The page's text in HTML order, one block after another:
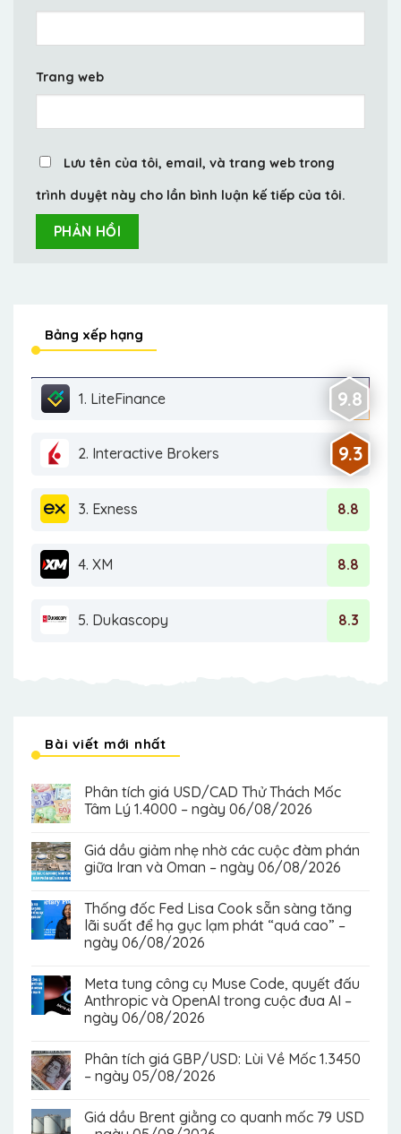
Trang web
Lưu tên của tôi, email, và trang web trong
trình duyệt này cho lần bình luận kế tiếp của tôi.
Bảng xếp hạng
1. LiteFinance 9.8
2. Interactive Brokers 9.3
3. Exness 8.8
4. XM 8.8
5. Dukascopy 8.3
Bài viết mới nhất
Phân tích giá USD/CAD Thử Thách Mốc
Tâm Lý 1.4000 – ngày 06/08/2026
Giá dầu giảm nhẹ nhờ các cuộc đàm phán
giữa Iran và Oman – ngày 06/08/2026
Thống đốc Fed Lisa Cook sẵn sàng tăng
lãi suất để hạ gục lạm phát “quá cao” –
ngày 06/08/2026
Meta tung công cụ Muse Code, quyết đấu
Anthropic và OpenAI trong cuộc đua AI –
ngày 06/08/2026
Phân tích giá GBP/USD: Lùi Về Mốc 1.3450
– ngày 05/08/2026
Giá dầu Brent giằng co quanh mốc 79 USD